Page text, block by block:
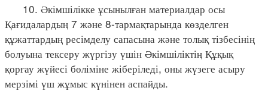
10. Әкімшілікке ұсынылған материалдар осы
Қағидалардың 7 және 8-тармақтарында көзделген
құжаттардың ресімделу сапасына және толық тізбесінің
болуына тексеру жүргізу үшін Әкімшіліктің Құқық
қорғау жүйесі бөліміне жіберіледі, оны жүзеге асыру
мерзімі үш жұмыс күнінен аспайды.